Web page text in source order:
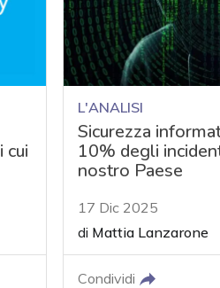
cui
L'ANALISI
Sicurezza
10% degli
nostro Paese
17 Dic 2025
di Mattia Lanzarone
Condividi